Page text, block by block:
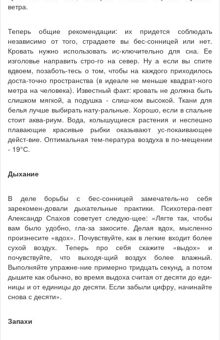
ветра.
Теперь общие рекомендации: их придется соблюдать
независимо от того, страдаете вы бес-сонницей или нет.
Кровать нужно использовать ис-ключительно для сна. Ее
изголовье направить стро-го на север. Ну а если вы спите
вдвоем, позаботь-тесь о том, чтобы на каждого приходилось
доста-точно пространства (в идеале не меньше квадрат-ного
метра на человека). Известный факт: кровать не должна быть
слишком мягкой, а подушка - слиш-ком высокой. Ткани для
белья лучше выбирать нату-ральные. Хорошо, если в спальне
стоит аква-риум. Вода, колышущиеся растения и неспешно
плавающие красивые рыбки оказывают ус-покаивающее
дейст-вие. Оптимальная тем-пература воздуха в по-мещении
- 19°С.
Дыхание
В деле борьбы с бес-сонницей замечатель-но себя
зарекомен-довали дыхательные практики. Психотера-певт
Александр Спахов советует следую-щее: «Лягте так, чтобы
вам было удобно, гла-за закосите. Делая вдох, мысленно
произнесите «вдох». Почувствуйте, как в легкие входит более
сухой воздух. Теперь про себя скажите «выдох» и
почувствуйте, что выходя-щий воздух более влажный.
Выполняйте упражне-ние примерно тридцать секунд, а потом
дышите как обычно, во время выдоха считая от десяти до еди-
ницы и от единицы до десяти. Если забыли цифру, начинайте
снова с десяти».
Запахи